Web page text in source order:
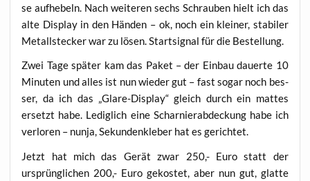
se auf­he­beln. Nach wei­te­ren sechs Schrau­ben hielt ich das
alte Dis­play in den Hän­den – ok, noch ein klei­ner, sta­bi­ler
Metall­ste­cker war zu lösen. Start­si­gnal für die Bestellung.
Zwei Tage spä­ter kam das Paket – der Ein­bau dau­er­te 10
Minu­ten und alles ist nun wie­der gut – fast sogar noch bes­
ser, da ich das „Gla­re-Dis­play“ gleich durch ein mat­tes
ersetzt habe. Ledig­lich eine Schar­nier­ab­de­ckung habe ich
ver­lo­ren – nun­ja, Sekun­den­kle­ber hat es gerichtet.
Jetzt hat mich das Gerät zwar 250,- Euro statt der
ursprüng­li­chen 200,- Euro gekos­tet, aber nun gut, glat­te